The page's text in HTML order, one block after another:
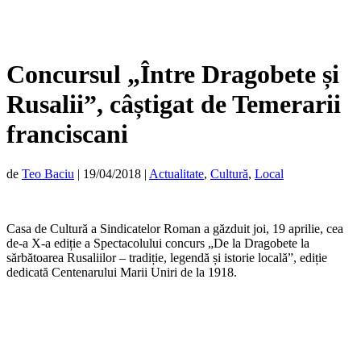
Concursul „Între Dragobete și
Rusalii”, câștigat de Temerarii
franciscani
de Teo Baciu | 19/04/2018 | Actualitate, Cultură, Local
Casa de Cultură a Sindicatelor Roman a găzduit joi, 19 aprilie, cea
de-a X-a ediție a Spectacolului concurs „De la Dragobete la
sărbătoarea Rusaliilor – tradiție, legendă și istorie locală”, ediție
dedicată Centenarului Marii Uniri de la 1918.